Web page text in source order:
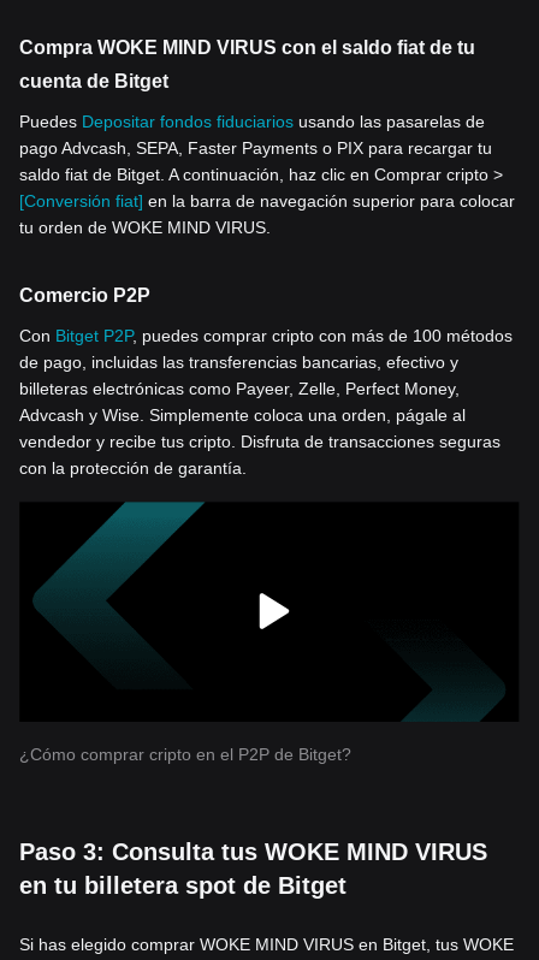
Compra WOKE MIND VIRUS con el saldo fiat de tu
cuenta de Bitget
Puedes Depositar fondos fiduciarios usando las pasarelas de
pago Advcash, SEPA, Faster Payments o PIX para recargar tu
saldo fiat de Bitget. A continuación, haz clic en Comprar cripto >
[Conversión fiat] en la barra de navegación superior para colocar
tu orden de WOKE MIND VIRUS.
Comercio P2P
Con Bitget P2P, puedes comprar cripto con más de 100 métodos
de pago, incluidas las transferencias bancarias, efectivo y
billeteras electrónicas como Payeer, Zelle, Perfect Money,
Advcash y Wise. Simplemente coloca una orden, págale al
vendedor y recibe tus cripto. Disfruta de transacciones seguras
con la protección de garantía.
¿Cómo comprar cripto en el P2P de Bitget?
Paso 3: Consulta tus WOKE MIND VIRUS
en tu billetera spot de Bitget
Si has elegido comprar WOKE MIND VIRUS en Bitget, tus WOKE